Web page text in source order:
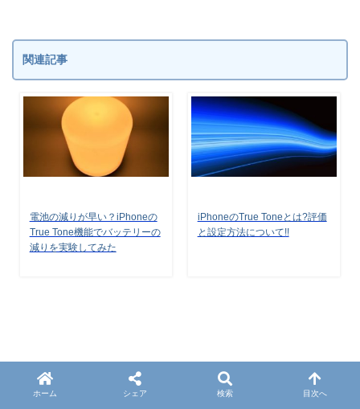
関連記事
電池の減りが早い？iPhoneの
True Tone機能でバッテリーの
減りを実験してみた
iPhoneのTrue Toneとは?評価
と設定方法について!!
ホーム シェア 検索 目次へ